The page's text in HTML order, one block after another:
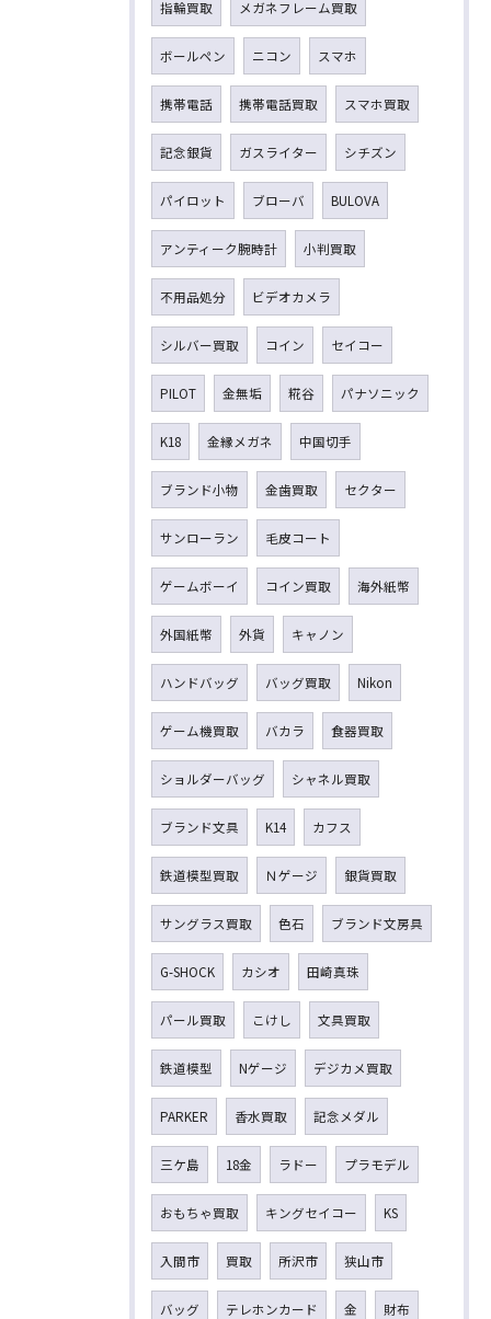
指輪買取 メガネフレーム買取
ボールペン ニコン スマホ
携帯電話 携帯電話買取 スマホ買取
記念銀貨 ガスライター シチズン
パイロット ブローバ BULOVA
アンティーク腕時計 小判買取
不用品処分 ビデオカメラ
シルバー買取 コイン セイコー
PILOT 金無垢 糀谷 パナソニック
K18 金縁メガネ 中国切手
ブランド小物 金歯買取 セクター
サンローラン 毛皮コート
ゲームボーイ コイン買取 海外紙幣
外国紙幣 外貨 キャノン
ハンドバッグ バッグ買取 Nikon
ゲーム機買取 バカラ 食器買取
ショルダーバッグ シャネル買取
ブランド文具 K14 カフス
鉄道模型買取 Ｎゲージ 銀貨買取
サングラス買取 色石 ブランド文房具
G-SHOCK カシオ 田崎真珠
パール買取 こけし 文具買取
鉄道模型 Nゲージ デジカメ買取
PARKER 香水買取 記念メダル
三ケ島 18金 ラドー プラモデル
おもちゃ買取 キングセイコー KS
入間市 買取 所沢市 狭山市
バッグ テレホンカード 金 財布